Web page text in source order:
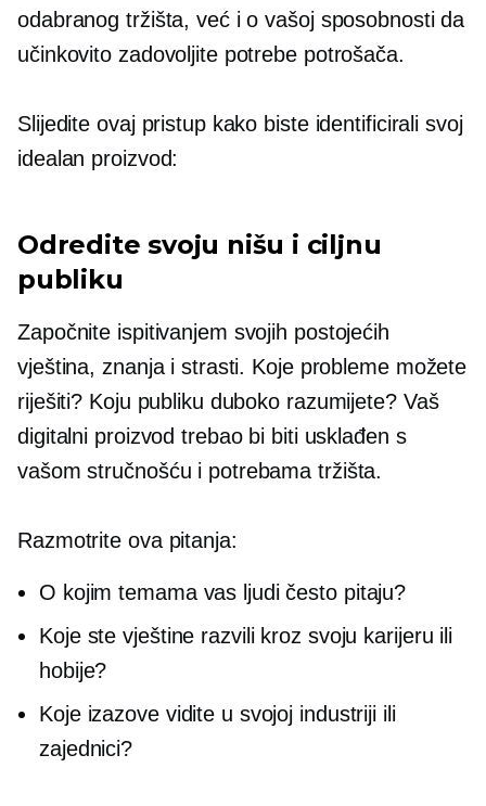
odabranog tržišta, već i o vašoj sposobnosti da
učinkovito zadovoljite potrebe potrošača.
Slijedite ovaj pristup kako biste identificirali svoj
idealan proizvod:
Odredite svoju nišu i ciljnu
publiku
Započnite ispitivanjem svojih postojećih
vještina, znanja i strasti. Koje probleme možete
riješiti? Koju publiku duboko razumijete? Vaš
digitalni proizvod trebao bi biti usklađen s
vašom stručnošću i potrebama tržišta.
Razmotrite ova pitanja:
O kojim temama vas ljudi često pitaju?
Koje ste vještine razvili kroz svoju karijeru ili
hobije?
Koje izazove vidite u svojoj industriji ili
zajednici?